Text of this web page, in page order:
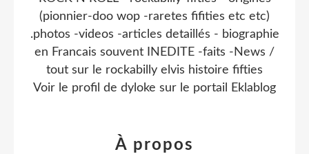
(pionnier-doo wop -raretes fifities etc etc)
.photos -videos -articles detaillés - biographie
en Francais souvent INEDITE -faits -News /
tout sur le rockabilly elvis histoire fifties
Voir le profil de dyloke sur le portail Eklablog
À propos